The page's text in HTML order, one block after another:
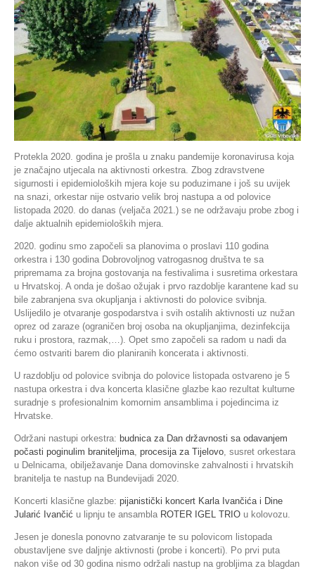
Protekla 2020. godina je prošla u znaku pandemije koronavirusa koja
je značajno utjecala na aktivnosti orkestra. Zbog zdravstvene
sigurnosti i epidemioloških mjera koje su poduzimane i još su uvijek
na snazi, orkestar nije ostvario velik broj nastupa a od polovice
listopada 2020. do danas (veljača 2021.) se ne održavaju probe zbog i
dalje aktualnih epidemioloških mjera.
2020. godinu smo započeli sa planovima o proslavi 110 godina
orkestra i 130 godina Dobrovoljnog vatrogasnog društva te sa
pripremama za brojna gostovanja na festivalima i susretima orkestara
u Hrvatskoj. A onda je došao ožujak i prvo razdoblje karantene kad su
bile zabranjena sva okupljanja i aktivnosti do polovice svibnja.
Uslijedilo je otvaranje gospodarstva i svih ostalih aktivnosti uz nužan
oprez od zaraze (ograničen broj osoba na okupljanjima, dezinfekcija
ruku i prostora, razmak,…). Opet smo započeli sa radom u nadi da
ćemo ostvariti barem dio planiranih koncerata i aktivnosti.
U razdoblju od polovice svibnja do polovice listopada ostvareno je 5
nastupa orkestra i dva koncerta klasične glazbe kao rezultat kulturne
suradnje s profesionalnim komornim ansamblima i pojedincima iz
Hrvatske.
Održani nastupi orkestra: budnica za Dan državnosti sa odavanjem
počasti poginulim braniteljima, procesija za Tijelovo, susret orkestara
u Delnicama, obilježavanje Dana domovinske zahvalnosti i hrvatskih
branitelja te nastup na Bundevijadi 2020.
Koncerti klasične glazbe: pijanistički koncert Karla Ivančića i Dine
Jularić Ivančić u lipnju te ansambla ROTER IGEL TRIO u kolovozu.
Jesen je donesla ponovno zatvaranje te su polovicom listopada
obustavljene sve daljnje aktivnosti (probe i koncerti). Po prvi puta
nakon više od 30 godina nismo održali nastup na grobljima za blagdan